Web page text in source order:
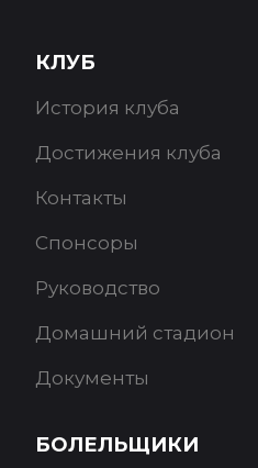
КЛУБ
История клуба
Достижения клуба
Контакты
Спонсоры
Руководство
Домашний стадион
Документы
БОЛЕЛЬЩИКИ